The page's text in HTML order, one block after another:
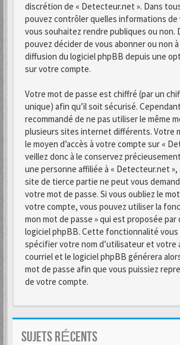
discrétion de « Detecteur.net ». Dans
pouvez contrôler quelles informations
vous souhaitez rendre publiques ou non.
pouvez décider de vous abonner ou non
diffusion du logiciel phpBB depuis une
sur votre compte.
Votre mot de passe est chiffré (par un
unique) afin qu’il soit sécurisé.
recommandé de ne pas utiliser le même
plusieurs sites internet différents. Votre
le moyen d’accès à votre compte sur «
veillez donc à le conservez
une personne affiliée à « Detecteur.net »,
site de tierce partie ne peut vous
votre mot de passe. Si vous oubliez le
votre compte, vous pouvez utiliser la
mon mot de passe » qui est proposée
logiciel phpBB. Cette fonctionnalité vous
spécifier votre nom d’utilisateur et votre
courriel et le logiciel phpBB générera
mot de passe afin que vous puissiez
de votre compte.
SUJETS RÉCENTS